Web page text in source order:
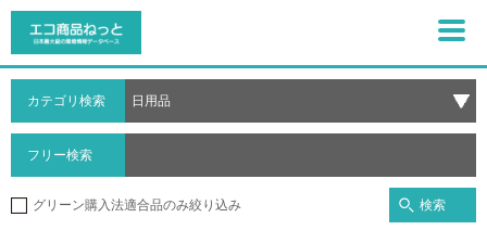
カテゴリ検索
フリー検索
グリーン購入法適合品のみ絞り込み 検索